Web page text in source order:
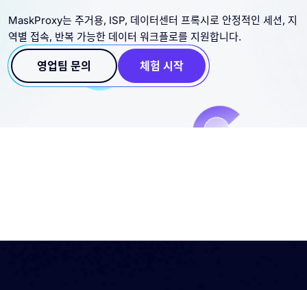
액세스가 필요하신가요?
MaskProxy는 주거용, ISP, 데이터센터 프록시로 안정적인 세션, 지
역별 접속, 반복 가능한 데이터 워크플로를 지원합니다.
영업팀 문의 체험 시작